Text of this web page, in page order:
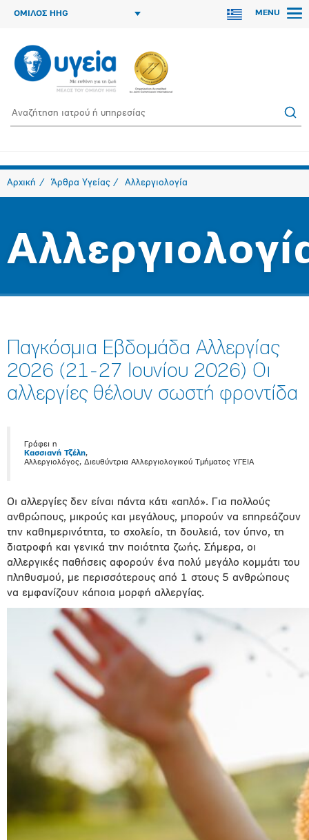
ΟΜΙΛΟΣ HHG MENU
Αρχική Άρθρα Υγείας Aλλεργιολογία
Παγκόσμια Εβδομάδα Αλλεργίας
2026 (21-27 Ιουνίου 2026) Οι
αλλεργίες θέλουν σωστή φροντίδα
Γράφει η
Κασσιανή Τζέλη,
Αλλεργιολόγος, Διευθύντρια Αλλεργιολογικού Τμήματος ΥΓΕΙΑ
Οι αλλεργίες δεν είναι πάντα κάτι «απλό». Για πολλούς
ανθρώπους, μικρούς και μεγάλους, μπορούν να επηρεάζουν
την καθημερινότητα, το σχολείο, τη δουλειά, τον ύπνο, τη
διατροφή και γενικά την ποιότητα ζωής. Σήμερα, οι
αλλεργικές παθήσεις αφορούν ένα πολύ μεγάλο κομμάτι του
πληθυσμού, με περισσότερους από 1 στους 5 ανθρώπους
να εμφανίζουν κάποια μορφή αλλεργίας.